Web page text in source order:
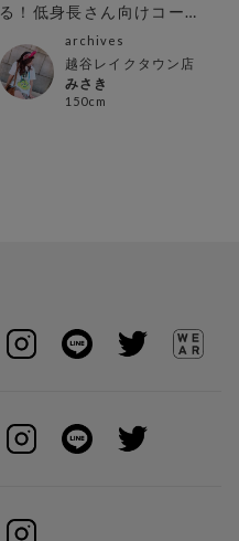
る！低身長さん向けコー
archives
越谷レイクタウン店
みさき
150cm